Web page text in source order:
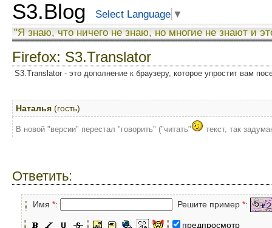
S3.Blog Select Language ▼
"Я знаю, что ничего не знаю, но многие не знают и
Firefox: S3.Translator
S3.Translator - это дополнение к браузеру, которое упростит вам
Наталья (гость)
В новой "версии" перестал "говорить" ("читать" текст, так
Ответить:
Имя *: Решите пример *:
предпросмотр